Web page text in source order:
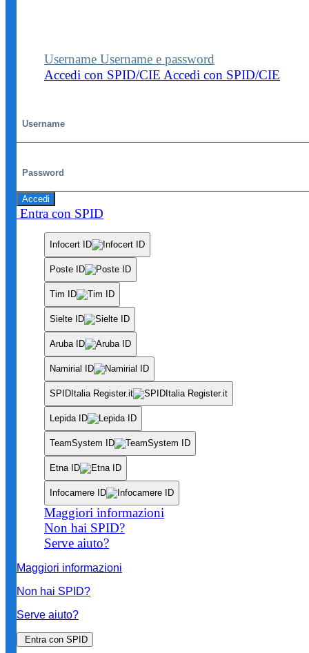
Username Username e password
Accedi con SPID/CIE Accedi con SPID/CIE
Accedi
Entra con SPID
Infocert ID
Poste ID
Tim ID
Sielte ID
Aruba ID
Namirial ID
SPIDItalia Register.it
Lepida ID
TeamSystem ID
Etna ID
Infocamere ID
Maggiori informazioni
Non hai SPID?
Serve aiuto?
Maggiori informazioni
Non hai SPID?
Serve aiuto?
Entra con SPID